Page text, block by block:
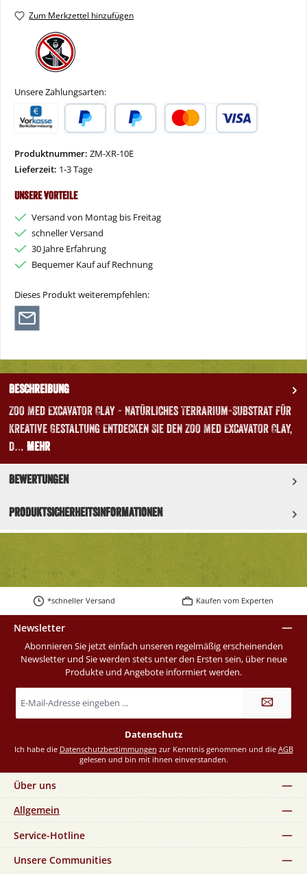
Zum Merkzettel hinzufügen
Unsere Zahlungsarten:
Produktnummer: ZM-XR-10E
Lieferzeit: 1-3 Tage
Unsere Vorteile
Versand von Montag bis Freitag
schneller Versand
30 Jahre Erfahrung
Bequemer Kauf auf Rechnung
Dieses Produkt weiterempfehlen:
Beschreibung
Zoo Med Excavator Clay - Natürliches Terrarium-Substrat für
kreative Gestaltung Entdecken Sie den Zoo Med Excavator Clay,
d… Mehr
Bewertungen
Produktsicherheitsinformationen
*schneller Versand Kaufen vom Experten
Newsletter
Abonnieren Sie jetzt einfach unseren regelmäßig erscheinenden
Newsletter und Sie werden stets unter den Ersten sein, über neue
Produkte und Angebote informiert werden.
E-
Mail-
Datenschutz
Ich habe die Datenschutzbestimmungen zur Kenntnis genommen und die AGB
gelesen und bin mit ihnen einverstanden.
Über uns
Allgemein
Service-Hotline
Unsere Communities